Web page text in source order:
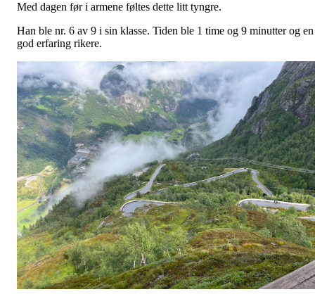
Med dagen før i armene føltes dette litt tyngre.
Han ble nr. 6 av 9 i sin klasse. Tiden ble 1 time og 9 minutter og en
god erfaring rikere.